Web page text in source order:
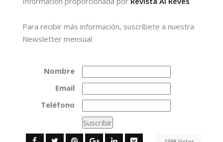
Para recibir más información, suscríbete a nuestra
Newsletter mensual
Nombre
Email
Teléfono